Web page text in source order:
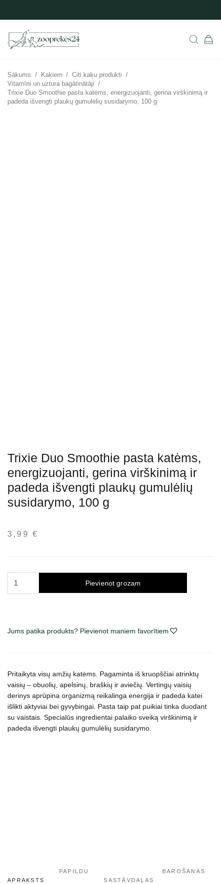
Sākums / Kaķiem / Citi kaķu produkti /
Vitamīni un uztura bagātinātāji /
Trixie Duo Smoothie pasta katėms, energizuojanti, gerina virškinimą ir
padeda išvengti plaukų gumulėlių susidarymo, 100 g
Trixie Duo Smoothie pasta katėms,
energizuojanti, gerina virškinimą ir
padeda išvengti plaukų gumulėlių
susidarymo, 100 g
3,99 €
energizuojanti,
ir
padeda
išvengti
plaukų
gumulėlių
susidarymo,
Pievienot grozam
Jums patika produkts? Pievienot maniem favorītiem
Pritaikyta visų amžių katėms. Pagaminta iš kruopščiai atrinktų
vaisių – obuolių, apelsinų, braškių ir aviečių. Vertingų vaisių
derinys aprūpina organizmą reikalinga energija ir padeda katei
išlikti aktyviai bei gyvybingai. Pasta taip pat puikiai tinka duodant
su vaistais. Specialūs ingredientai palaiko sveiką virškinimą ir
padeda išvengti plaukų gumulėlių susidarymo.
APRAKSTS
PAPILDU
SASTĀVDAĻAS
BAROŠANAS